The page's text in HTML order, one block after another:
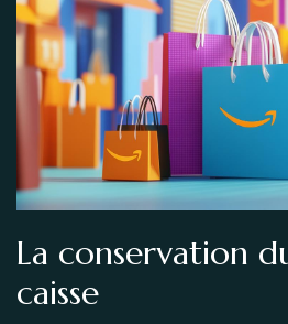
La conservation
caisse